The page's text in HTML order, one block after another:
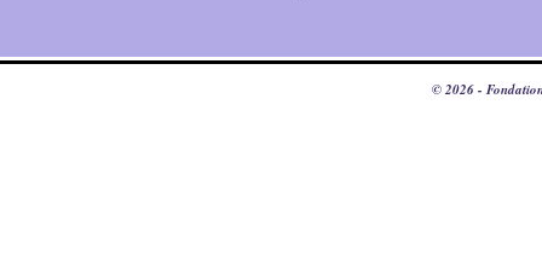
© 2026 -